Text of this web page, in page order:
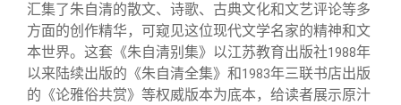
三创大赛
实用信息
会长致辞
总会章程
汇集了朱自清的散文、诗歌、古典文化和文艺评论等多
方面的创作精华，可窥见这位现代文学名家的精神和文
本世界。这套《朱自清别集》以江苏教育出版社1988年
以来陆续出版的《朱自清全集》和1983年三联书店出版
的《论雅俗共赏》等权威版本为底本，给读者展示原汁